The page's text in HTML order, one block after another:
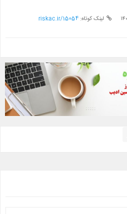
لینک کوتاه: riskac.ir/15054